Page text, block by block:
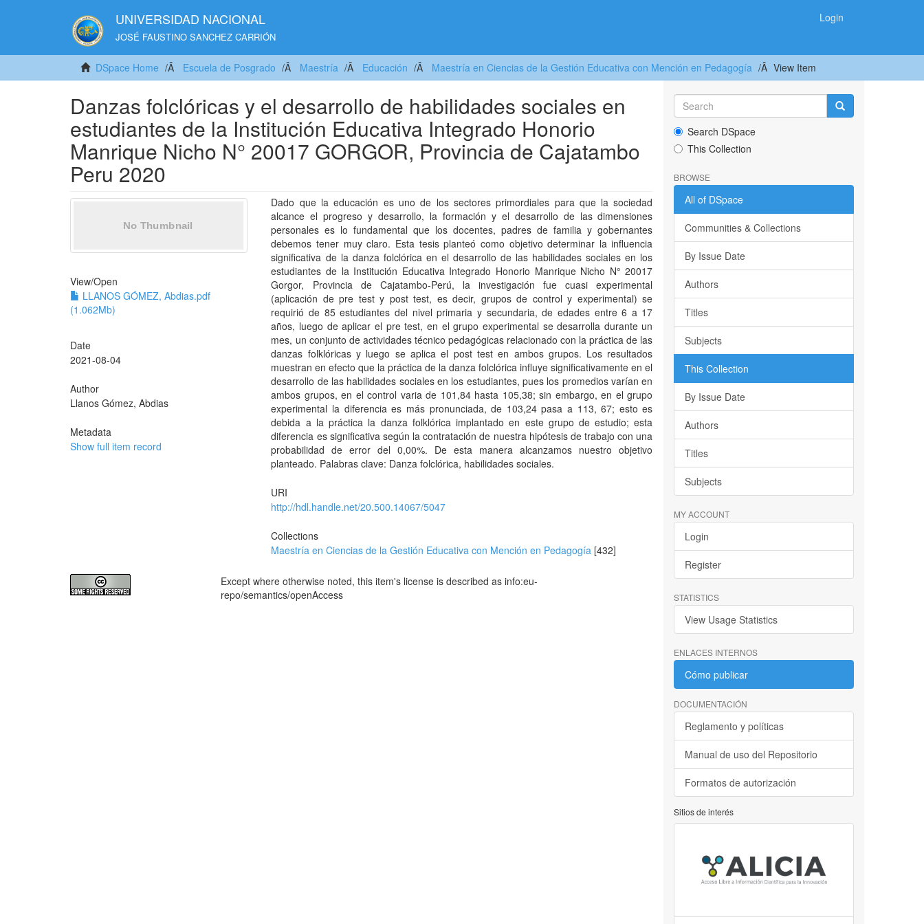
UNIVERSIDAD NACIONAL
JOSÉ FAUSTINO SANCHEZ CARRIÓN
Login
DSpace Home Escuela de Posgrado Maestría Educación Maestría en Ciencias de la Gestión Educativa con Mención en Pedagogía View Item
Danzas folclóricas y el desarrollo de habilidades sociales en
estudiantes de la Institución Educativa Integrado Honorio
Manrique Nicho N° 20017 GORGOR, Provincia de Cajatambo
Peru 2020
View/Open
LLANOS GÓMEZ, Abdias.pdf
(1.062Mb)
Date
2021-08-04
Author
Llanos Gómez, Abdias
Metadata
Show full item record
Dado que la educación es uno de los sectores primordiales para que la sociedad
alcance el progreso y desarrollo, la formación y el desarrollo de las dimensiones
personales es lo fundamental que los docentes, padres de familia y gobernantes
debemos tener muy claro. Esta tesis planteó como objetivo determinar la influencia
significativa de la danza folclórica en el desarrollo de las habilidades sociales en los
estudiantes de la Institución Educativa Integrado Honorio Manrique Nicho N° 20017
Gorgor, Provincia de Cajatambo-Perú, la investigación fue cuasi experimental
(aplicación de pre test y post test, es decir, grupos de control y experimental) se
requirió de 85 estudiantes del nivel primaria y secundaria, de edades entre 6 a 17
años, luego de aplicar el pre test, en el grupo experimental se desarrolla durante un
mes, un conjunto de actividades técnico pedagógicas relacionado con la práctica de las
danzas folklóricas y luego se aplica el post test en ambos grupos. Los resultados
muestran en efecto que la práctica de la danza folclórica influye significativamente en el
desarrollo de las habilidades sociales en los estudiantes, pues los promedios varían en
ambos grupos, en el control varia de 101,84 hasta 105,38; sin embargo, en el grupo
experimental la diferencia es más pronunciada, de 103,24 pasa a 113, 67; esto es
debida a la práctica la danza folklórica implantado en este grupo de estudio; esta
diferencia es significativa según la contratación de nuestra hipótesis de trabajo con una
probabilidad de error del 0,00%. De esta manera alcanzamos nuestro objetivo
planteado. Palabras clave: Danza folclórica, habilidades sociales.
URI
http://hdl.handle.net/20.500.14067/5047
Collections
Maestría en Ciencias de la Gestión Educativa con Mención en Pedagogía [432]
Except where otherwise noted, this item's license is described as info:eu-
repo/semantics/openAccess
Search DSpace
This Collection
BROWSE
All of DSpace
Communities & Collections
By Issue Date
Authors
Titles
Subjects
This Collection
By Issue Date
Authors
Titles
Subjects
MY ACCOUNT
Login
Register
STATISTICS
View Usage Statistics
ENLACES INTERNOS
Cómo publicar
DOCUMENTACIÓN
Reglamento y políticas
Manual de uso del Repositorio
Formatos de autorización
Sitios de interés